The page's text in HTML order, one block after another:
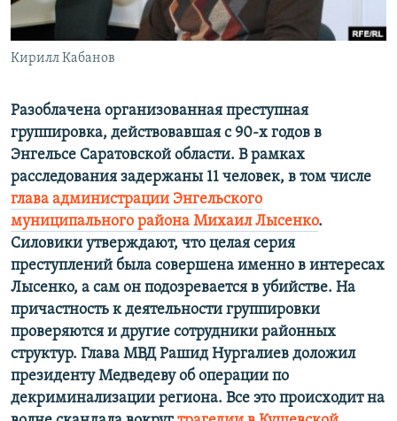
Все сайты РСЕ/РС
Кирилл Кабанов
Разоблачена организованная преступная
группировка, действовавшая с 90-х годов в
Энгельсе Саратовской области. В рамках
расследования задержаны 11 человек, в том числе
глава администрации Энгельского
муниципального района Михаил Лысенко.
Силовики утверждают, что целая серия
преступлений была совершена именно в интересах
Лысенко, а сам он подозревается в убийстве. На
причастность к деятельности группировки
проверяются и другие сотрудники районных
структур. Глава МВД Рашид Нургалиев доложил
президенту Медведеву об операции по
декриминализации региона. Все это происходит на